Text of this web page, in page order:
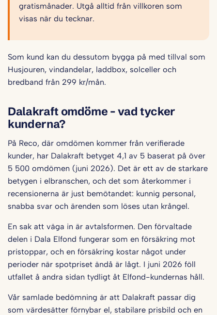
gratismånader. Utgå alltid från villkoren som
visas när du tecknar.
Som kund kan du dessutom bygga på med tillval som
Husjouren, vindandelar, laddbox, solceller och
bredband från 299 kr/mån.
Dalakraft omdöme – vad tycker
kunderna?
På Reco, där omdömen kommer från verifierade
kunder, har Dalakraft betyget 4,1 av 5 baserat på över
5 500 omdömen (juni 2026). Det är ett av de starkare
betygen i elbranschen, och det som återkommer i
recensionerna är just bemötandet: kunnig personal,
snabba svar och ärenden som löses utan krångel.
En sak att väga in är avtalsformen. Den förvaltade
delen i Dala Elfond fungerar som en försäkring mot
pristoppar, och en försäkring kostar något under
perioder när spotpriset ändå är lågt. I juni 2026 föll
utfallet å andra sidan tydligt åt Elfond-kundernas håll.
Vår samlade bedömning är att Dalakraft passar dig
som värdesätter förnybar el, stabilare prisbild och en